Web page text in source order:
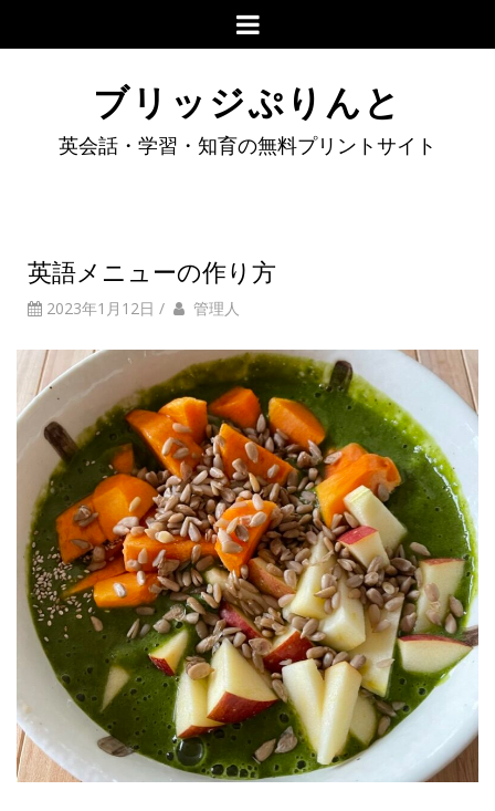
ブリッジぷりんと
英会話・学習・知育の無料プリントサイト
英語メニューの作り方
2023年1月12日 / 管理人